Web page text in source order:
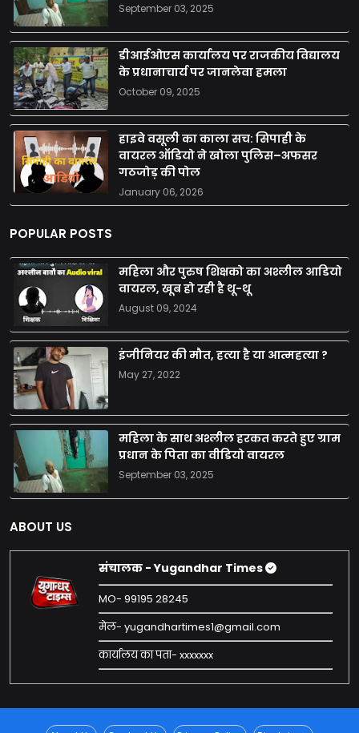
September 03, 2025
डीआईओएस कार्यालय पर राजकीय विद्यालय
के प्रधानाचार्य पर जानलेवा हमला
October 09, 2025
हाइवे वसूली का काला सच: सिपाही के
वायरल ऑडियो ने खोला पुलिस–अफसर
गठजोड़ की पोल
January 06, 2026
POPULAR POSTS
महिला और पुरुष शिक्षको का अश्लील आडियो
वायरल, खूब हो रही है थू-थू
August 09, 2024
इंजीनियर की मौत, हत्या है या आत्महत्या ?
May 27, 2022
महिला के साथ अश्लील हरकत करते हुए ग्राम
प्रधान के पिता का वीडियो वायरल
September 03, 2025
ABOUT US
संचालक - Yugandhar Times
MO- 99195 28245
मेल- yugandhartimes1@gmail.com
कार्यालय का पता- xxxxxxx